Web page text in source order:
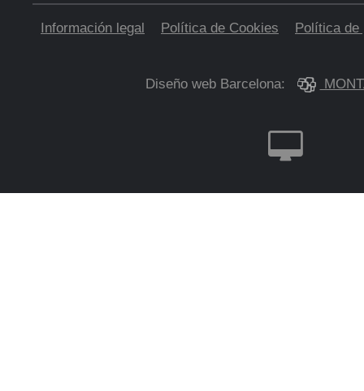
Información legal Política de Cookies Política de
Diseño web Barcelona: